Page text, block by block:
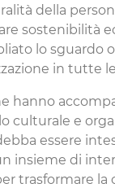
della
sostenibilità
lo sguardo
in tutte
culturale e
essere
insieme di
trasformare la